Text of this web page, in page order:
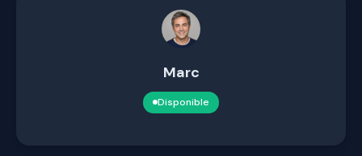
Marc
Disponible